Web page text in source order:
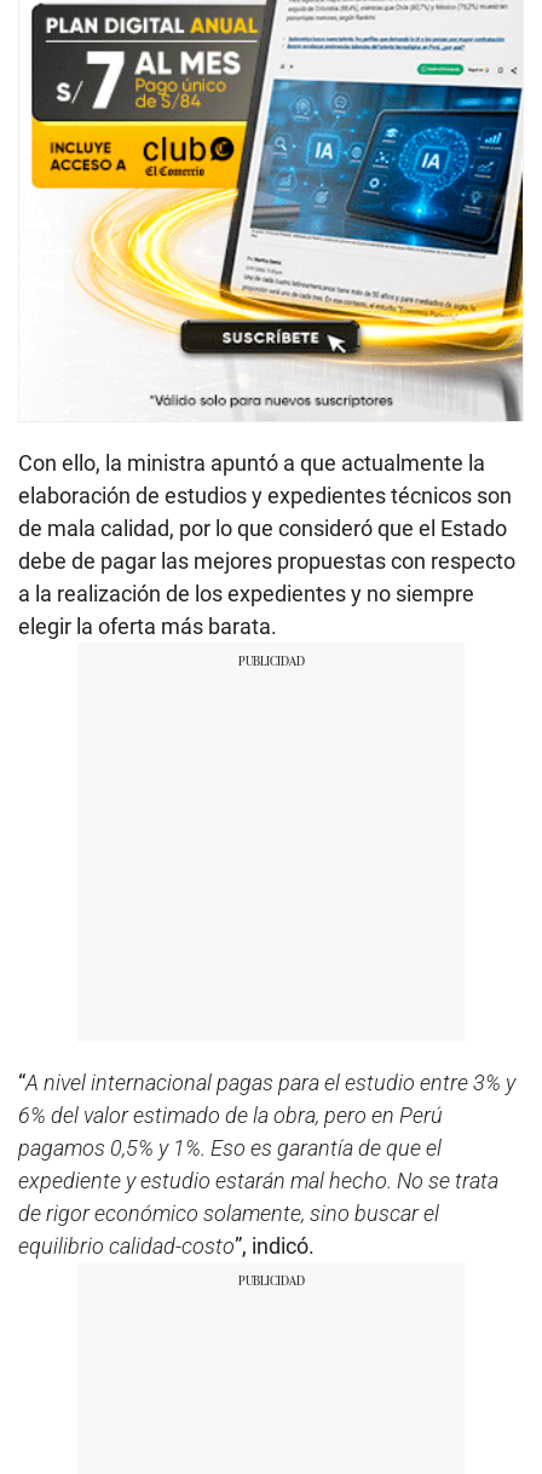
Con ello, la ministra apuntó a que actualmente la
elaboración de estudios y expedientes técnicos son
de mala calidad, por lo que consideró que el Estado
debe de pagar las mejores propuestas con respecto
a la realización de los expedientes y no siempre
elegir la oferta más barata.
“A nivel internacional pagas para el estudio entre 3% y
6% del valor estimado de la obra, pero en Perú
pagamos 0,5% y 1%. Eso es garantía de que el
expediente y estudio estarán mal hecho. No se trata
de rigor económico solamente, sino buscar el
equilibrio calidad-costo”, indicó.